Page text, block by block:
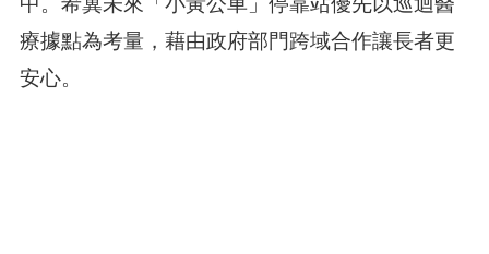
療據點為考量，藉由政府部門跨域合作讓長者更
安心。